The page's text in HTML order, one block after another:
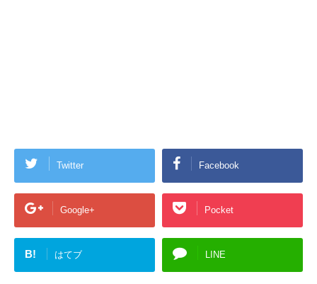
Twitter Facebook
Google+ Pocket
B! はてブ LINE